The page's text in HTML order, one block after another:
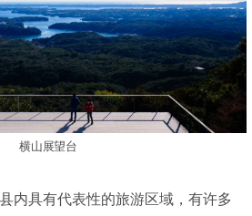
横山展望台
内具有代表性的旅游区域，有许多